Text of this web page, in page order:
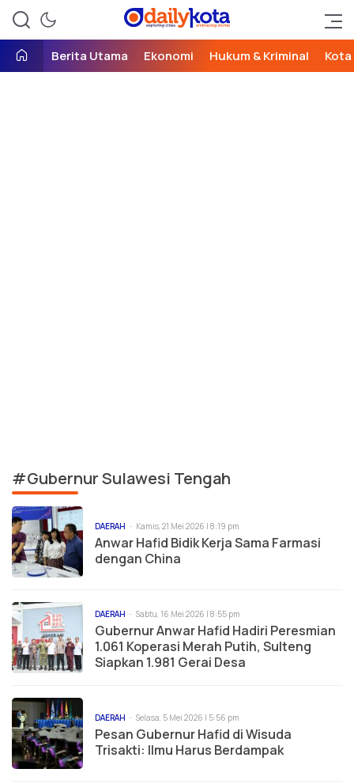
Daily Kota
exploring cities, embracing
Berita Utama Ekonomi Hukum & Kriminal Kota
#Gubernur Sulawesi Tengah
DAERAH Kamis, 21 Mei 2026 | 8:19 pm
Anwar Hafid Bidik Kerja Sama Farmasi
dengan China
DAERAH Sabtu, 16 Mei 2026 | 8:55 pm
Gubernur Anwar Hafid Hadiri Peresmian
1.061 Koperasi Merah Putih, Sulteng
Siapkan 1.981 Gerai Desa
DAERAH Selasa, 5 Mei 2026 | 5:56 pm
Pesan Gubernur Hafid di Wisuda
Trisakti: Ilmu Harus Berdampak